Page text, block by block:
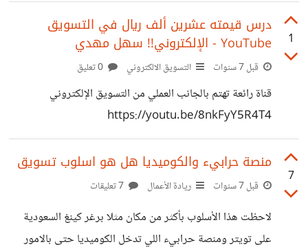
فوجدت تدوينات مستهلكة تتكلم عن الموضوع لكني شعرت أنها
حشو ولا يرتجى منها شيء. ارجو إعطائي طريقتكم والبرامج
المفيدة التي تستعملونها وأي نصائح لترتيب الأمور قليلا
1
‫درس قيمته عشرين ألف ريال في التسويق
الإلكتروني!! سهل مهدي‬‎ - YouTube
قبل 7 سنوات التسويق الالكتروني
قناة رائعة تهتم بالجانب العملي من التسويق الإلكتروني
https://youtu.be/8nkFyY5R4T4
7
منصة حرابيء والكوميديا هل هو اسلوب تسويق
قبل 7 سنوات ريادة الأعمال
لاحظت هذا الأسلوب بأكثر من مكان مثلا برغر كينغ السعودية
على تويتر ومنصة حرابيء اللي تدخل الكوميديا حتى بالامور